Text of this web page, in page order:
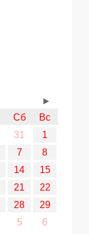
Сб
Вс
31
1
7
8
14
15
21
22
28
29
5 6
►